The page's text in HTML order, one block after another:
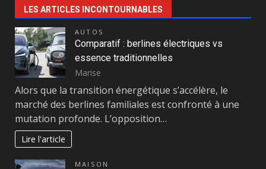
LES ARTICLES INCONTOURNABLES
AUTOS
Comparatif : berlines électriques vs
essence traditionnelles
Marise
Alors que la transition énergétique s’accélère, le
marché des berlines familiales est confronté à une
mutation profonde. L’opposition…
Lire l'article
MAISON